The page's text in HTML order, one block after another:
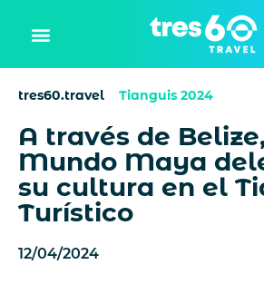
tres60.travel Tianguis 2024
A través de
Mundo Maya
su cultura en el
Turístico
12/04/2024